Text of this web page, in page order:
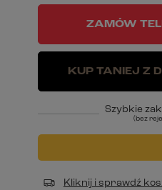
ZAMÓW
KUP TANIEJ Z
Szybkie
(bez
Kliknij i sprawdź